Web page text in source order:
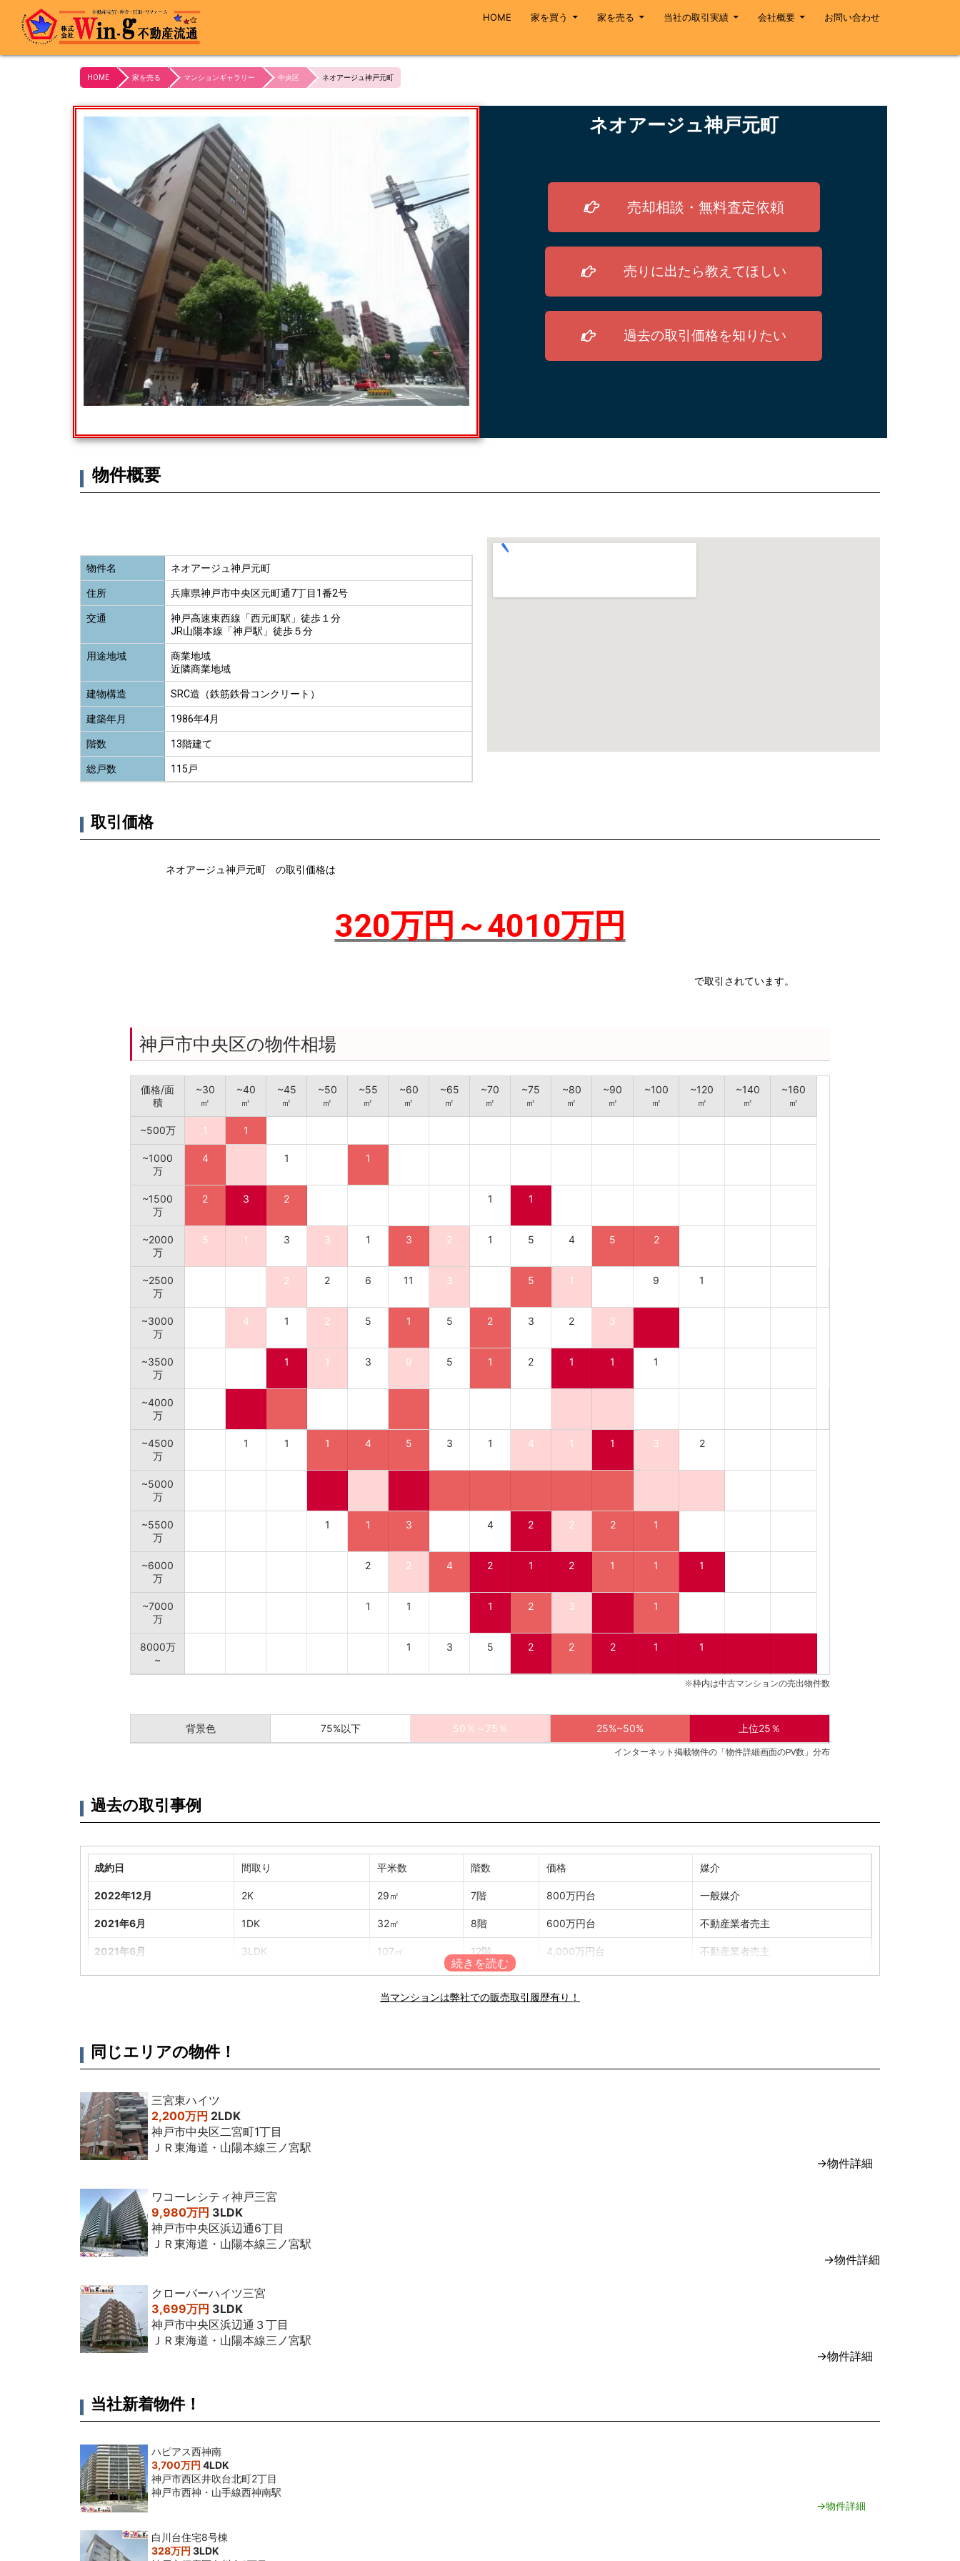
HOME 家を買う 家を売る 当社の取引実績 会社概要 お問い合わせ
最終更新日:2024/03/18
HOME 家を売る マンションギャラリー 中央区 ネオアージュ神戸元町
ネオアージュ神戸元町
売却相談・無料査定依頼
売りに出たら教えてほしい
過去の取引価格を知りたい
物件概要
物件名 ネオアージュ神戸元町
住所 兵庫県神戸市中央区元町通7丁目1番2号
交通
神戸高速東西線「西元町駅」徒歩１分
JR山陽本線「神戸駅」徒歩５分
用途地域
商業地域
近隣商業地域
建物構造 SRC造（鉄筋鉄骨コンクリート）
建築年月 1986年4月
階数 13階建て
総戸数 115戸
取引価格
ネオアージュ神戸元町 の取引価格は
320万円～4010万円
で取引されています。
神戸市中央区の物件相場
価格/面
積
~30
㎡
~40
㎡
~45
㎡
~50
㎡
~55
㎡
~60
㎡
~65
㎡
~70
㎡
~75
㎡
~80
㎡
~90
㎡
~100
㎡
~120
㎡
~140
㎡
~160
㎡
~500万 1 1
~1000
万
4 1 1
~1500
万
2 3 2 1 1
~2000
万
5 1 3 3 1 3 2 1 5 4 5 2
~2500
万
2 2 6 11 3 5 1 9 1
~3000
万
4 1 2 5 1 5 2 3 2 3
~3500
万
1 1 3 9 5 1 2 1 1 1
~4000
万
~4500
万
1 1 1 4 5 3 1 4 1 1 3 2
~5000
万
~5500
万
1 1 3 4 2 2 2 1
~6000
万
2 2 4 2 1 2 1 1 1
~7000
万
1 1 1 2 3 1
8000万
~
1 3 5 2 2 2 1 1
※枠内は中古マンションの売出物件数
背景色 75%以下 50％～75％ 25%~50% 上位25％
インターネット掲載物件の「物件詳細画面のPV数」分布
過去の取引事例
成約日 間取り 平米数 階数 価格 媒介
2022年12月 2K 29㎡ 7階 800万円台 一般媒介
2021年6月 1DK 32㎡ 8階 600万円台 不動産業者売主
2021年6月 3LDK 107㎡ 12階 4,000万円台 不動産業者売主
2020年9月 1DK 39㎡ 13階 1,100万円台 専任媒介
2018年11月
2017年9月
2016年8月
2015年6月 2LDK
2014年1月 ワンルーム
2014年10月 ワンルーム
2014年9月
2013年6月 ワンルーム
2013年4月 1DK
2013年3月 3DK
2010年9月
当マンションは弊社での販売取引履歴有り！
同じエリアの物件！
三宮東ハイツ
2,200万円 2LDK
神戸市中央区二宮町1丁目
ＪＲ東海道・山陽本線三ノ宮駅
→物件詳細
ワコーレシティ神戸三宮
9,980万円 3LDK
神戸市中央区浜辺通6丁目
ＪＲ東海道・山陽本線三ノ宮駅
→物件詳細
クローバーハイツ三宮
3,699万円 3LDK
神戸市中央区浜辺通３丁目
ＪＲ東海道・山陽本線三ノ宮駅
→物件詳細
当社新着物件！
ハピアス西神南
3,700万円 4LDK
神戸市西区井吹台北町2丁目
神戸市西神・山手線西神南駅
→物件詳細
白川台住宅8号棟
328万円 3LDK